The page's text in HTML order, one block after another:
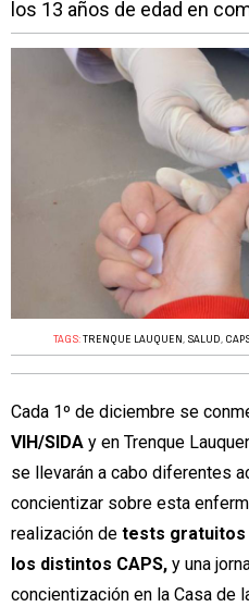
los 13 años de edad en
TAGS:TRENQUE LAUQUEN, SALUD,
Cada 1º de diciembre se
VIH/SIDA y en Trenque
se llevarán a cabo diferentes
concientizar sobre esta
realización de tests gratuitos
los distintos CAPS, y una
concientización en la Casa de